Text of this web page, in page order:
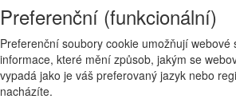
Preferenční (funkcionální)
Preferenční soubory cookie umožňují webové
informace, které mění způsob, jakým se
vypadá jako je váš preferovaný jazyk nebo
nacházíte.